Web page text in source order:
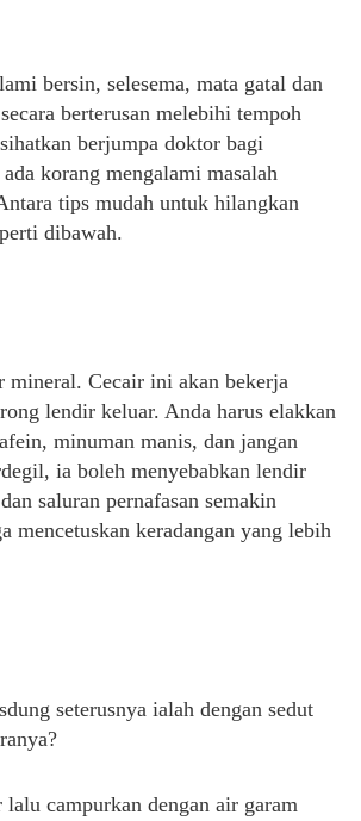
bersin, selesema, mata gatal dan
berterusan melebihi tempoh
berjumpa doktor bagi
korang mengalami masalah
tips mudah untuk hilangkan
dibawah.
mineral. Cecair ini akan bekerja
lendir keluar. Anda harus elakkan
minuman manis, dan jangan
ia boleh menyebabkan lendir
saluran pernafasan semakin
mencetuskan keradangan yang lebih
seterusnya ialah dengan sedut
lalu campurkan dengan air garam